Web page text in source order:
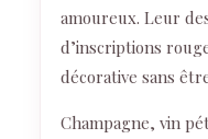
amoureux. Leur
d’inscriptions
décorative sans
Champagne, vin